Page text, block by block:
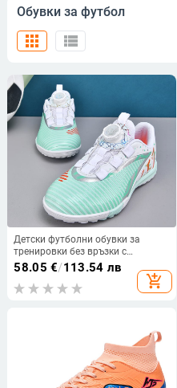
Обувки за футбол
view_list
apps
Детски футболни обувки за
тренировки без връзки с
въртящо се копче, за момчета и
момичета
58.05 €/113.54 лв
add_shopping_cart